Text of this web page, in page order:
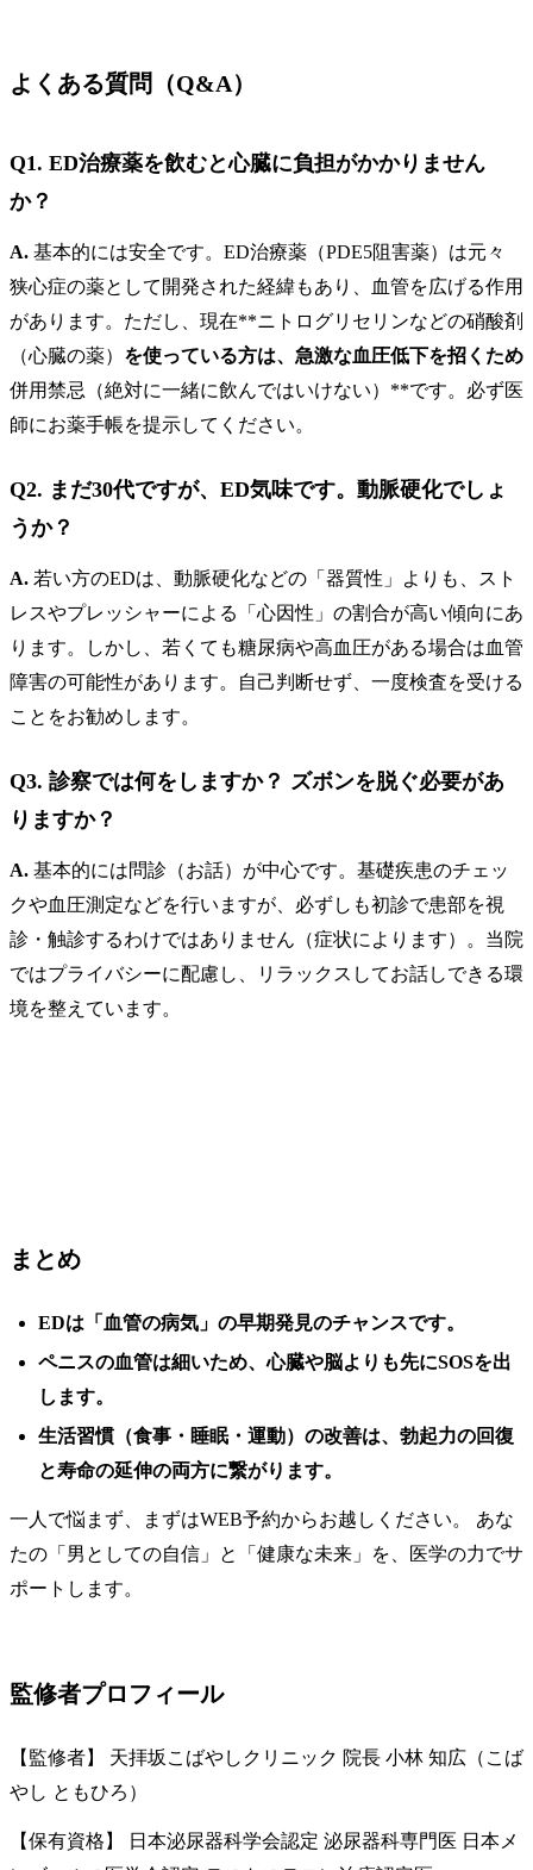
よくある質問（Q&A）
Q1. ED治療薬を飲むと心臓に負担がかかりません
か？
A. 基本的には安全です。ED治療薬（PDE5阻害薬）は元々
狭心症の薬として開発された経緯もあり、血管を広げる作用
があります。ただし、現在**ニトログリセリンなどの硝酸剤
（心臓の薬） を使っている方は、急激な血圧低下を招くため
併用禁忌（絶対に一緒に飲んではいけない）**です。必ず医
師にお薬手帳を提示してください。
Q2. まだ30代ですが、ED気味です。動脈硬化でしょ
うか？
A. 若い方のEDは、動脈硬化などの「器質性」よりも、スト
レスやプレッシャーによる「心因性」の割合が高い傾向にあ
ります。しかし、若くても糖尿病や高血圧がある場合は血管
障害の可能性があります。自己判断せず、一度検査を受ける
ことをお勧めします。
Q3. 診察では何をしますか？ ズボンを脱ぐ必要があ
りますか？
A. 基本的には問診（お話）が中心です。基礎疾患のチェッ
クや血圧測定などを行いますが、必ずしも初診で患部を視
診・触診するわけではありません（症状によります）。当院
ではプライバシーに配慮し、リラックスしてお話しできる環
境を整えています。
まとめ
EDは「血管の病気」の早期発見のチャンスです。
ペニスの血管は細いため、心臓や脳よりも先にSOSを出
します。
生活習慣（食事・睡眠・運動）の改善は、勃起力の回復
と寿命の延伸の両方に繋がります。
一人で悩まず、まずはWEB予約からお越しください。 あな
たの「男としての自信」と「健康な未来」を、医学の力でサ
ポートします。
監修者プロフィール
【監修者】 天拝坂こばやしクリニック 院長 小林 知広（こば
やし ともひろ）
【保有資格】 日本泌尿器科学会認定 泌尿器科専門医 日本メ